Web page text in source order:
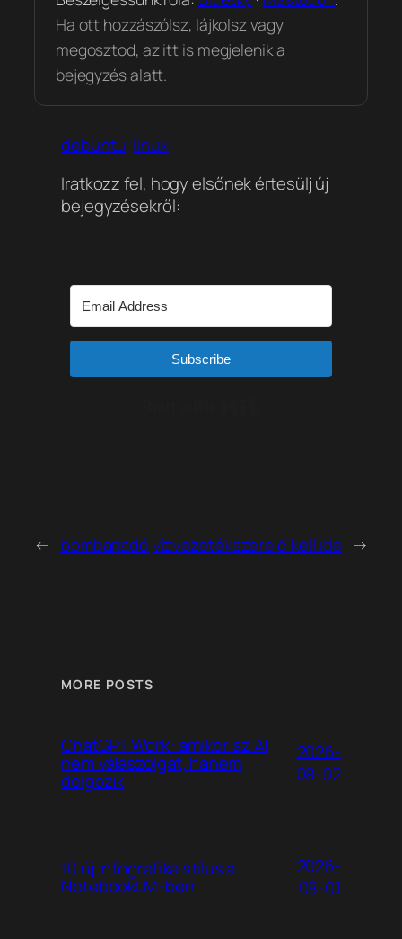
Ha ott hozzászólsz, lájkolsz vagy
megosztod, az itt is megjelenik a
bejegyzés alatt.
debuntu linux
Iratkozz fel, hogy elsőnek értesülj új
bejegyzésekről:
Subscribe
← bombariadóvízvezetékszerelő kell ide →
MORE POSTS
ChatGPT Work: amikor az AI
nem válaszolgat, hanem
dolgozik
2026-
08-02
10 új infografika stílus a
NotebookLM-ben
2026-
08-01